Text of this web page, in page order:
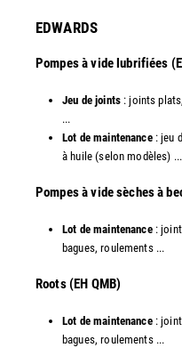
EDWARDS
Pompes à vide lubrifiées
Jeu de joints: joints
...
Lot de maintenance: jeu
à huile (selon modèles) ...
​Pompes à vide sèches à
Lot de maintenance:
bagues, roulements ...
Roots (EH QMB)
Lot de maintenance :
bagues, roulements ...